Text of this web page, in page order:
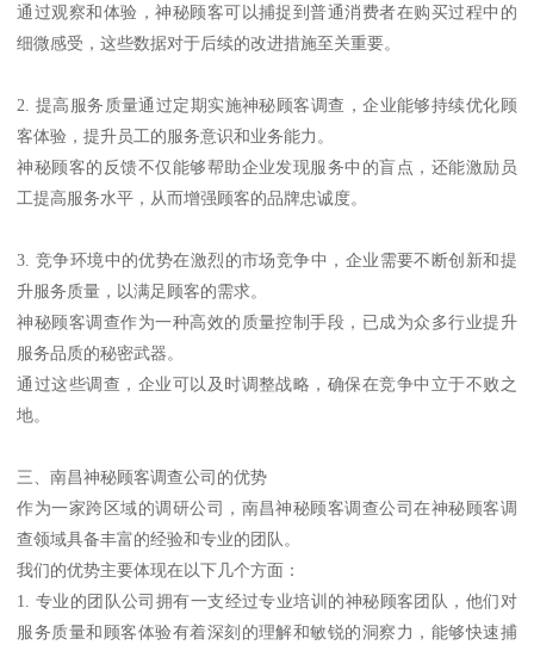
通过观察和体验，神秘顾客可以捕捉到普通消费者在购买过程中的
细微感受，这些数据对于后续的改进措施至关重要。
2. 提高服务质量通过定期实施神秘顾客调查，企业能够持续优化顾
客体验，提升员工的服务意识和业务能力。
神秘顾客的反馈不仅能够帮助企业发现服务中的盲点，还能激励员
工提高服务水平，从而增强顾客的品牌忠诚度。
3. 竞争环境中的优势在激烈的市场竞争中，企业需要不断创新和提
升服务质量，以满足顾客的需求。
神秘顾客调查作为一种高效的质量控制手段，已成为众多行业提升
服务品质的秘密武器。
通过这些调查，企业可以及时调整战略，确保在竞争中立于不败之
地。
三、南昌神秘顾客调查公司的优势
作为一家跨区域的调研公司，南昌神秘顾客调查公司在神秘顾客调
查领域具备丰富的经验和专业的团队。
我们的优势主要体现在以下几个方面：
1. 专业的团队公司拥有一支经过专业培训的神秘顾客团队，他们对
服务质量和顾客体验有着深刻的理解和敏锐的洞察力，能够快速捕